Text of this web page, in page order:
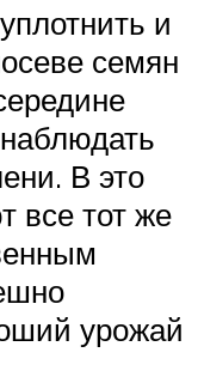
и
семян
В это
все тот же
урожай